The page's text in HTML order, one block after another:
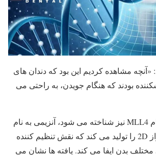
مشاهده کردیم این بود که دندان های
بودند که هنگام جویدن، به راحتی می
ژن KMT2D که با نام MLL4 نیز شناخته می شود، آنزیمی به نام
لیزین متیل ترانسفراز 2D را تولید می کند که نقش تنظیم کننده
بدن ایفا می کند. یافته ها نشان می